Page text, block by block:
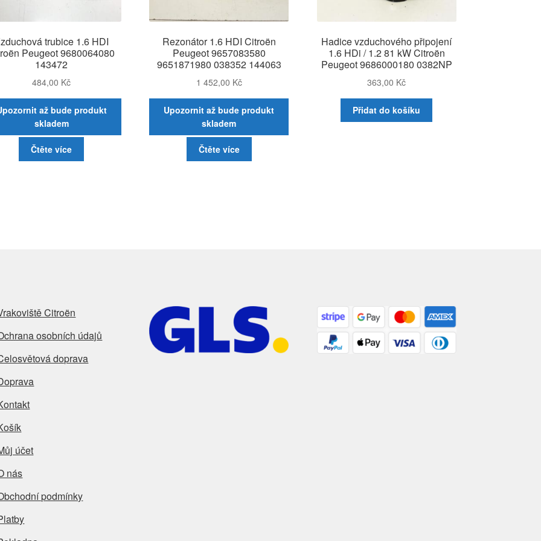
trubice 1.6 HDI
Peugeot 9680064080
143472
484,00 Kč
až bude produkt
skladem
Čtěte více
Rezonátor 1.6 HDI Citroën
Peugeot 9657083580
9651871980 038352 144063
1 452,00 Kč
Upozornit až bude produkt
skladem
Čtěte více
Hadice vzduchového připojení
1.6 HDi / 1.2 81 kW Citroën
Peugeot 9686000180 0382NP
363,00 Kč
Přidat do košíku
Citroën
osobních údajů
doprava
účet
nás
podmínky